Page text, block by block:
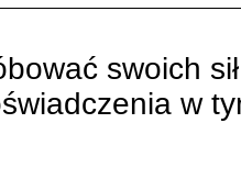
swoich
w